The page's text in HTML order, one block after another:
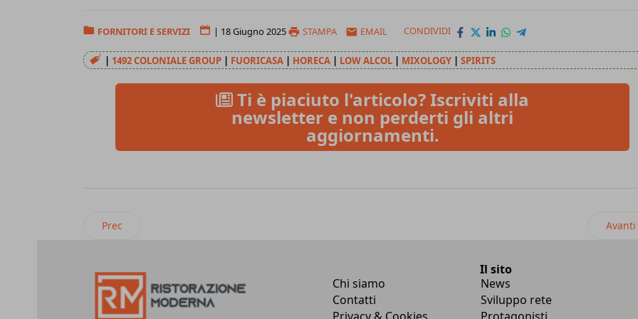
FORNITORI E SERVIZI | 18 Giugno 2025 STAMPA EMAIL CONDIVIDI
| 1492 COLONIALE GROUP | FUORICASA | HORECA | LOW ALCOL | MIXOLOGY | SPIRITS
Ti è piaciuto l'articolo? Iscriviti alla
newsletter e non perderti gli altri
aggiornamenti.
Articolo precedente: MyCia e Qodeup, partnership per il menu digitale nell'Horeca
Prec Avanti
Il sito
Chi siamo
Contatti
Privacy & Cookies
News
Sviluppo rete
Protagonisti